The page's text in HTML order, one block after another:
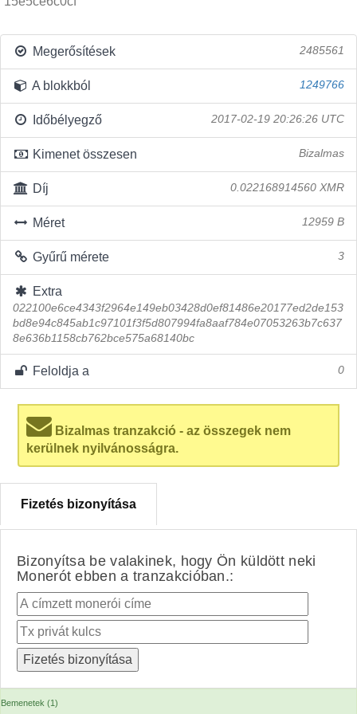
Megerősítések 2485561
A blokkból 1249766
Időbélyegző 2017-02-19 20:26:26 UTC
Kimenet összesen Bizalmas
Díj 0.022168914560 XMR
Méret 12959 B
Gyűrű mérete 3
Extra
022100e6ce4343f2964e149eb03428d0ef81486e20177ed2de153
bd8e94c845ab1c97101f3f5d807994fa8aaf784e07053263b7c637
8e636b1158cb762bce575a68140bc
Feloldja a 0
Bizalmas tranzakció - az összegek nem
kerülnek nyilvánosságra.
Fizetés bizonyítása
Bizonyítsa be valakinek, hogy Ön küldött neki
Monerót ebben a tranzakcióban.:
Bemenetek (1)